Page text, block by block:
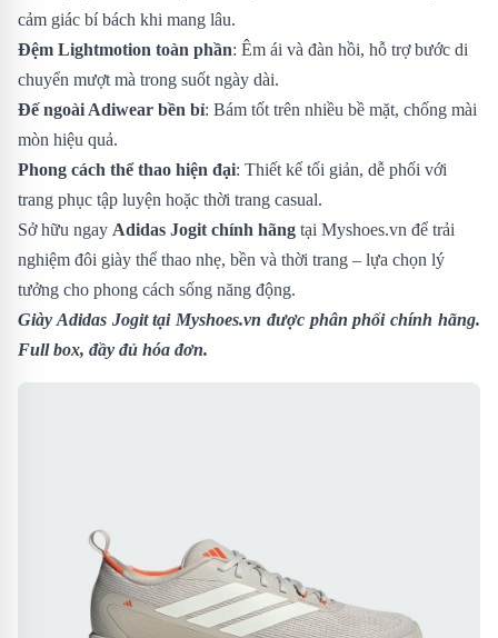
cảm giác bí bách khi mang lâu.
Đệm Lightmotion toàn phần: Êm ái và đàn hồi, hỗ trợ bước di
chuyển mượt mà trong suốt ngày dài.
Đế ngoài Adiwear bền bỉ: Bám tốt trên nhiều bề mặt, chống mài
mòn hiệu quả.
Phong cách thể thao hiện đại: Thiết kế tối giản, dễ phối với
trang phục tập luyện hoặc thời trang casual.
Sở hữu ngay Adidas Jogit chính hãng tại Myshoes.vn để trải
nghiệm đôi giày thể thao nhẹ, bền và thời trang – lựa chọn lý
tưởng cho phong cách sống năng động.
Giày Adidas Jogittại Myshoes.vn được phân phối chính hãng.
Full box, đầy đủ hóa đơn.